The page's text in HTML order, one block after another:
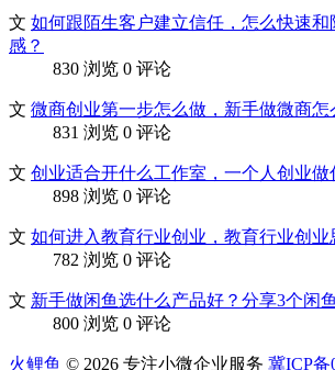
文 如何跟陌生客户建立信任，怎么快速
感？
830 浏览 0 评论
文 微商创业第一步怎么做，新手做微商怎
831 浏览 0 评论
文 创业适合开什么工作室，一个人创业做
898 浏览 0 评论
文 如何进入教育行业创业，教育行业创业
782 浏览 0 评论
文 新手做闲鱼选什么产品好？分享3个闲
800 浏览 0 评论
火鲤鱼 © 2026 专注小微企业服务 冀ICP备